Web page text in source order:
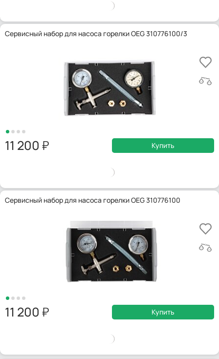
Сервисный набор для насоса горелки OEG 310776100/3
11 200 Купить
Сервисный набор для насоса горелки OEG 310776100
11 200 Купить